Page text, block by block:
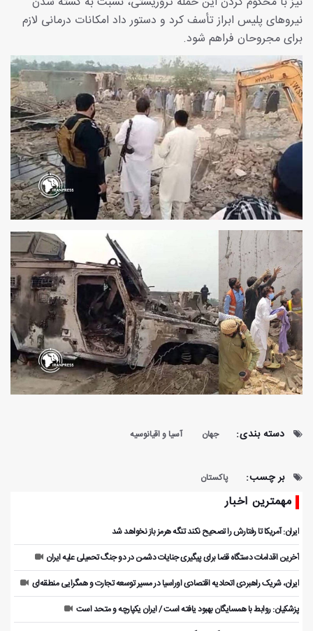
نیروهای پلیس ابراز تأسف کرد و دستور داد امکانات درمانی لازم
برای مجروحان فراهم شود.
دسته بندی: جهان آسیا و اقیانوسیه
بر چسب: پاکستان
مهمترین اخبار
ایران: آمریکا تا رفتارش را تصحیح نکند تنگه هرمز باز نخواهد شد
آخرین اقدامات دستگاه قضا برای پیگیری جنایات دشمن در دو جنگ تحمیلی علیه ایران
ایران، شریک راهبردی اتحادیه اقتصادی اوراسیا در مسیر توسعه تجارت و همگرایی منطقه‌ای
پزشکیان: روابط با همسایگان بهبود یافته است / ایران یکپارچه و متحد است